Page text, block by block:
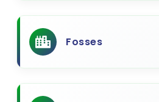
Fosses